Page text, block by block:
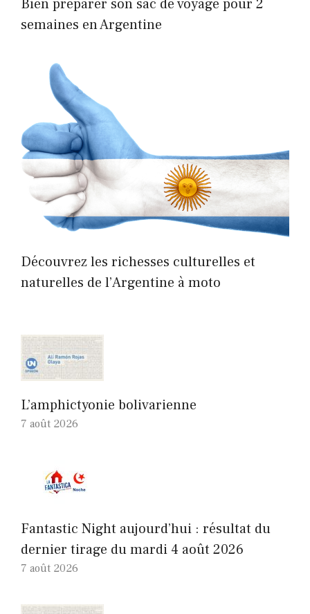
Bien préparer son sac de voyage pour 2
semaines en Argentine
Découvrez les richesses culturelles et
naturelles de l’Argentine à moto
L’amphictyonie bolivarienne
7 août 2026
Fantastic Night aujourd’hui : résultat du
dernier tirage du mardi 4 août 2026
7 août 2026